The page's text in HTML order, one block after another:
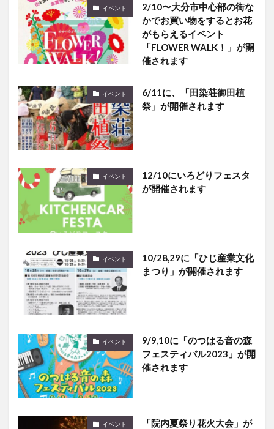
イベント
2/10〜大分市中心部の街な
かでお買い物をするとお花
がもらえるイベント
「FLOWER WALK！」が開
催されます
イベント
6/11に、「田染荘御田植
祭」が開催されます
イベント
12/10にいろどりフェスタ
が開催されます
イベント
10/28,29に「ひじ産業文化
まつり」が開催されます
イベント
9/9,10に「のつはる音の森
フェスティバル2023」が開
催されます
イベント
「院内夏祭り花火大会」が